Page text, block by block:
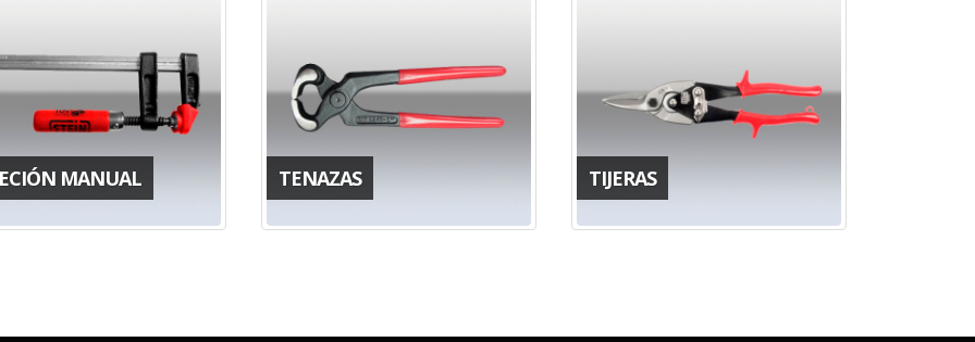
MANUAL TENAZAS TIJERAS